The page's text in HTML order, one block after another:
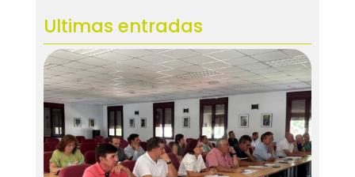
Ultimas entradas